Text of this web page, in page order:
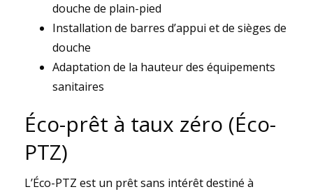
douche de plain-pied
Installation de barres d’appui et de sièges de
douche
Adaptation de la hauteur des équipements
sanitaires
Éco-prêt à taux zéro (Éco-
PTZ)
L’Éco-PTZ est un prêt sans intérêt destiné à